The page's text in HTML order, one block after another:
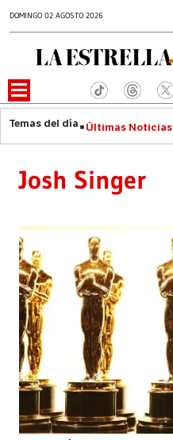
DOMINGO 02 AGOSTO 2026
Últimas Noticias
Josh Singer